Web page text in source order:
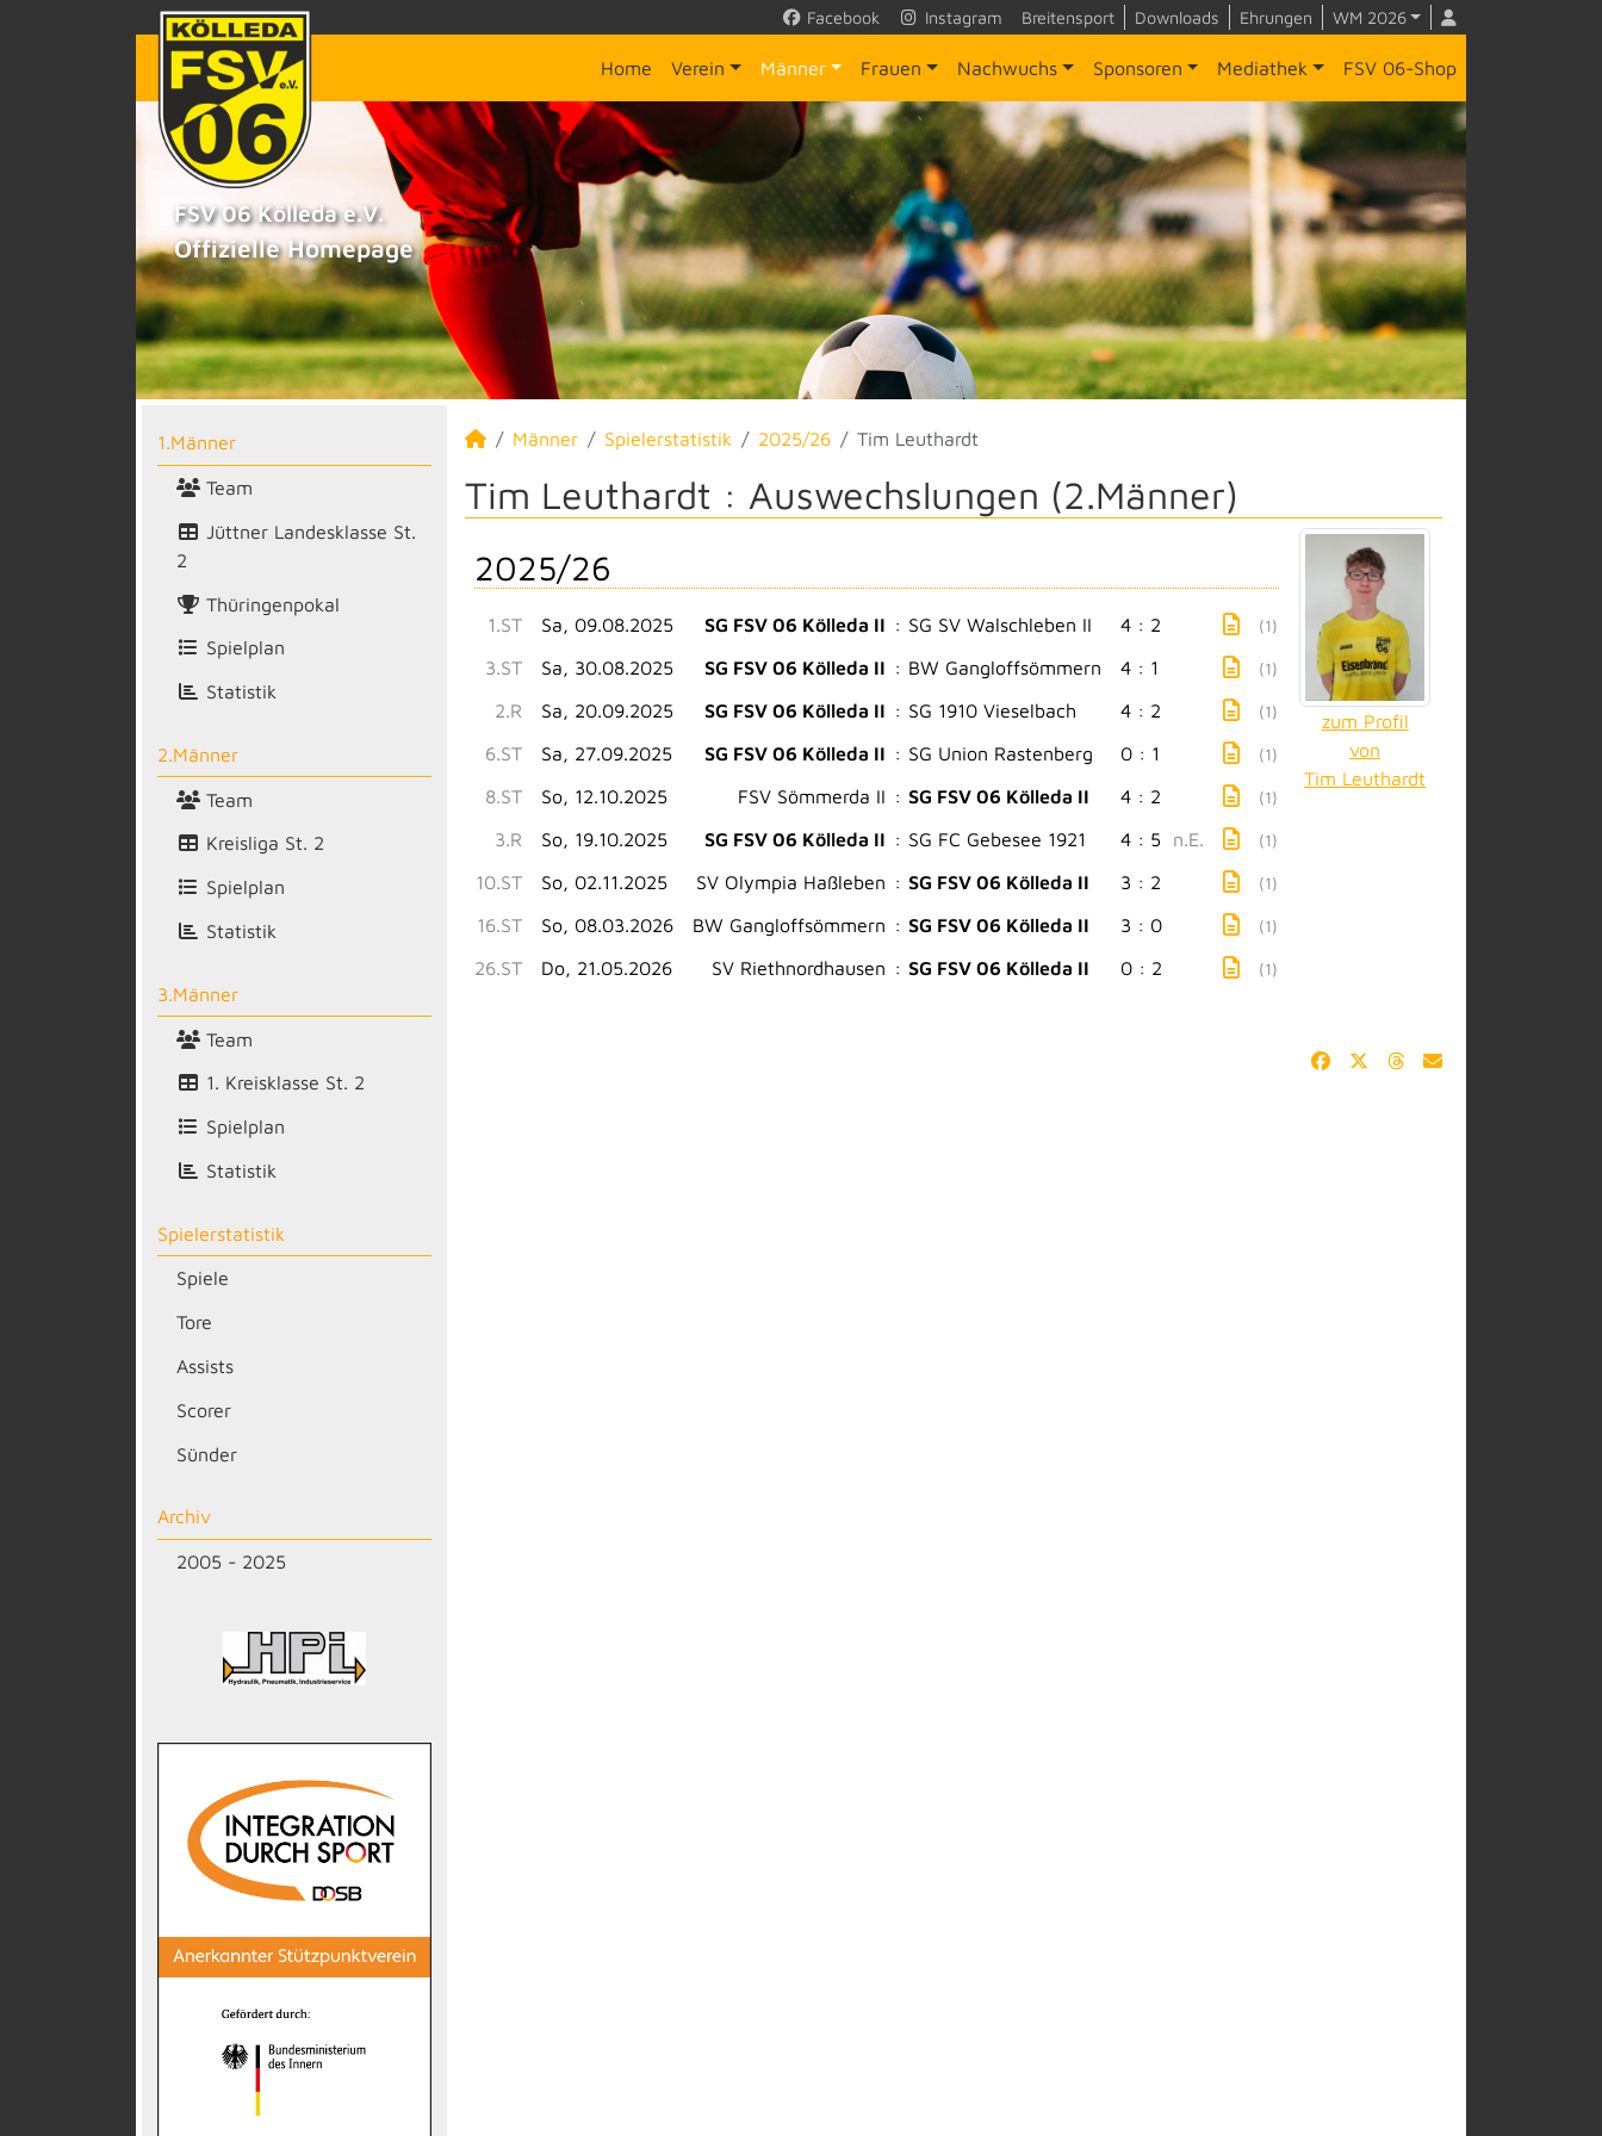
Facebook Instagram Breitensport Downloads Ehrungen WM 2026
Home Verein Männer Frauen Nachwuchs Sponsoren Mediathek FSV 06-Shop
FSV 06 Kölleda e.V.
Offizielle Homepage
1.Männer
Team
Jüttner Landesklasse St.
2
Thüringenpokal
Spielplan
Statistik
2.Männer
Team
Kreisliga St. 2
Spielplan
Statistik
3.Männer
Team
1. Kreisklasse St. 2
Spielplan
Statistik
Spielerstatistik
Spiele
Tore
Assists
Scorer
Sünder
Archiv
2005 - 2025
Männer Spielerstatistik 2025/26 Tim Leuthardt
Tim Leuthardt : Auswechslungen (2.Männer)
zum Profil
von
Tim Leuthardt
2025/26
1.ST Sa, 09.08.2025 SG FSV 06 Kölleda II : SG SV Walschleben II 4 : 2 (1)
3.ST Sa, 30.08.2025 SG FSV 06 Kölleda II : BW Gangloffsömmern 4 : 1 (1)
2.R Sa, 20.09.2025 SG FSV 06 Kölleda II : SG 1910 Vieselbach 4 : 2 (1)
6.ST Sa, 27.09.2025 SG FSV 06 Kölleda II : SG Union Rastenberg 0 : 1 (1)
8.ST So, 12.10.2025 FSV Sömmerda II : SG FSV 06 Kölleda II 4 : 2 (1)
3.R So, 19.10.2025 SG FSV 06 Kölleda II : SG FC Gebesee 1921 4 : 5 n.E. (1)
10.ST So, 02.11.2025 SV Olympia Haßleben : SG FSV 06 Kölleda II 3 : 2 (1)
16.ST So, 08.03.2026 BW Gangloffsömmern : SG FSV 06 Kölleda II 3 : 0 (1)
26.ST Do, 21.05.2026 SV Riethnordhausen : SG FSV 06 Kölleda II 0 : 2 (1)